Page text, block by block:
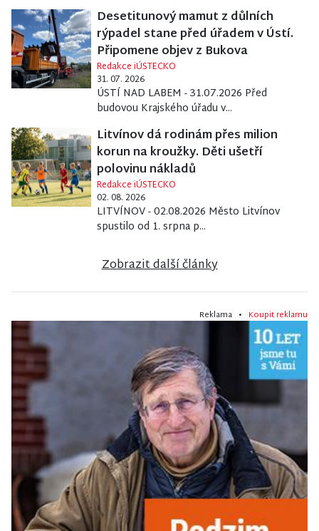
Desetitunový mamut z důlních
rýpadel stane před úřadem v Ústí.
Připomene objev z Bukova
Redakce iÚSTECKO
31. 07. 2026
ÚSTÍ NAD LABEM - 31.07.2026 Před
budovou Krajského úřadu v...
Litvínov dá rodinám přes milion
korun na kroužky. Děti ušetří
polovinu nákladů
Redakce iÚSTECKO
02. 08. 2026
LITVÍNOV - 02.08.2026 Město Litvínov
spustilo od 1. srpna p...
Zobrazit další články
Reklama • Koupit reklamu